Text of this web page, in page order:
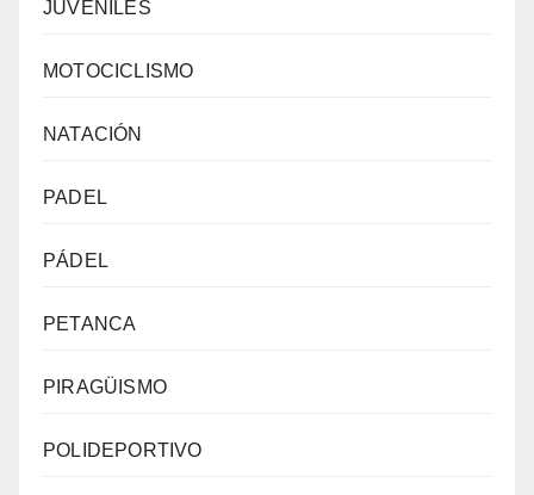
JUVENILES
MOTOCICLISMO
NATACIÓN
PADEL
PÁDEL
PETANCA
PIRAGÜISMO
POLIDEPORTIVO